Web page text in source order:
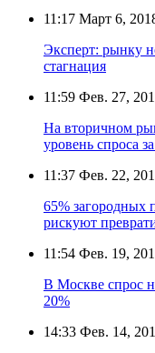
11:17 Март 6,
Эксперт: рынку
стагнация
11:59 Фев. 27,
На вторичном
уровень спроса
11:37 Фев. 22,
65% загородных
рискуют
11:54 Фев. 19,
В Москве спрос
20%
14:33 Фев. 14,